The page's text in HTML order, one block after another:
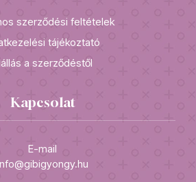
szerződési feltételek
tájékoztató
a szerződéstől
Kapcsolat
E-mail